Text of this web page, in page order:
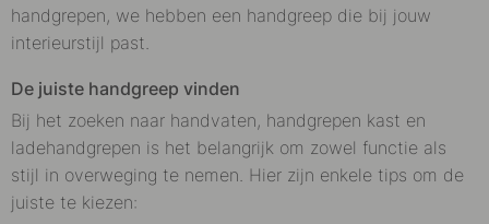
handgrepen, we hebben een handgreep die bij jouw
interieurstijl past.
De juiste handgreep vinden
Bij het zoeken naar handvaten, handgrepen kast en
ladehandgrepen is het belangrijk om zowel functie als
stijl in overweging te nemen. Hier zijn enkele tips om de
juiste te kiezen: